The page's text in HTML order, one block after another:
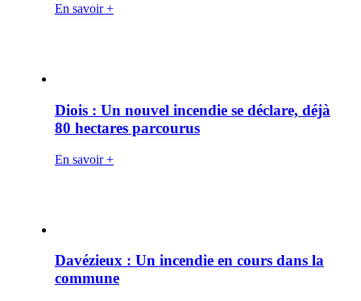
En savoir +
Diois : Un nouvel incendie se déclare, déjà
80 hectares parcourus
En savoir +
Davézieux : Un incendie en cours dans la
commune